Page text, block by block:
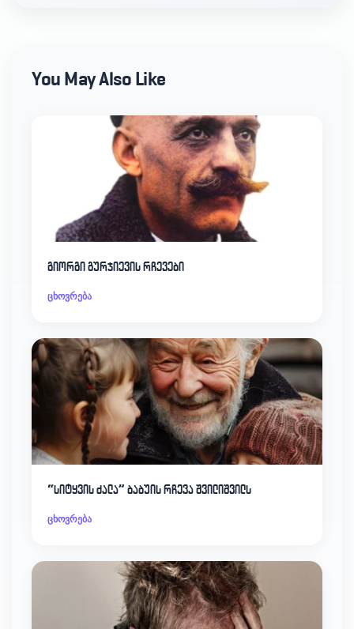
You May Also Like
გიორგი გურჯიევის რჩევები
ცხოვრება
“სიტყვის ძალა” ბაბუის რჩევა შვილიშვილს
ცხოვრება